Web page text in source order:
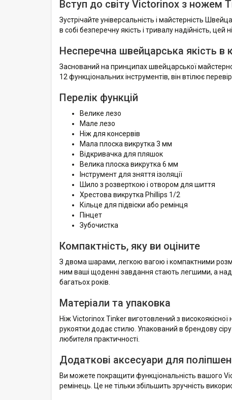
Вступ до світу Victorinox з ножем
Зустрічайте універсальність і майстерність
в собі безперечну якість і тривалу надійність,
Несперечна швейцарська якість в
Заснований на принципах швейцарської
12 функціональних інструментів, він втілює
Перелік функцій
Велике лезо
Мале лезо
Ніж для консервів
Мала плоска викрутка 3 мм
Відкривачка для пляшок
Велика плоска викрутка 6 мм
Інструмент для зняття ізоляції
Шило з розверткою і отвором для шиття
Хрестова викрутка Phillips 1/2
Кільце для підвіски або ремінця
Пінцет
Зубочистка
Компактність, яку ви оціните
З двома шарами, легкою вагою і компактними
ним ваші щоденні завдання стають легшими, а
багатьох років.
Матеріали та упаковка
Ніж Victorinox Tinker виготовлений з
рукоятки додає стилю. Упакований в брендову
любителя практичності.
Додаткові аксесуари для
Ви можете покращити функціональність вашого
ремінець. Це не тільки збільшить зручність